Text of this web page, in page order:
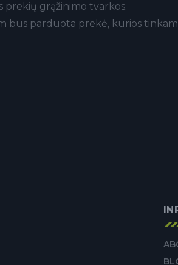
prekių grąžinimo tvarkos.
bus parduota prekė, kurios